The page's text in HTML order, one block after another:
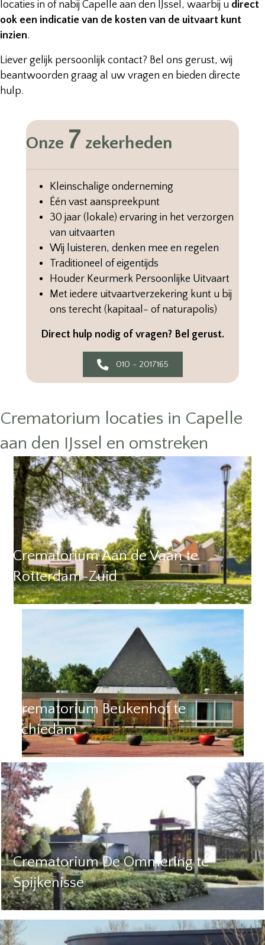
locaties in of nabij Capelle aan den IJssel, waarbij u direct
ook een indicatie van de kosten van de uitvaart kunt
inzien.
Liever gelijk persoonlijk contact? Bel ons gerust, wij
beantwoorden graag al uw vragen en bieden directe
hulp.
Onze 7 zekerheden
Kleinschalige onderneming
Één vast aanspreekpunt
30 jaar (lokale) ervaring in het verzorgen
van uitvaarten
Wij luisteren, denken mee en regelen
Traditioneel of eigentijds
Houder Keurmerk Persoonlijke Uitvaart
Met iedere uitvaartverzekering kunt u bij
ons terecht (kapitaal- of naturapolis)
Direct hulp nodig of vragen? Bel gerust.
010 - 2017165
Crematorium locaties in Capelle
aan den IJssel en omstreken
Crematorium Aan de Vaan te
Rotterdam-Zuid
Crematorium Beukenhof te
Schiedam
Crematorium De Ommering te
Spijkenisse